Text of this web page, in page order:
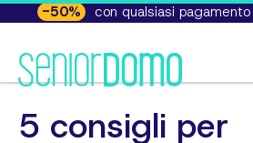
-50% con qualsiasi pagamento
5 consigli per